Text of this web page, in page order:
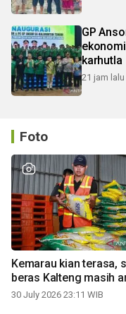
GP
karhutla
21 jam lalu
Foto
Kemarau kian terasa,
beras Kalteng masih
30 July 2026 23:11 WIB